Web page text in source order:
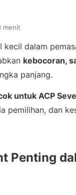
menit
dalam
kebocoran,
panjang.
untuk ACP
pemilihan, dan
Penting